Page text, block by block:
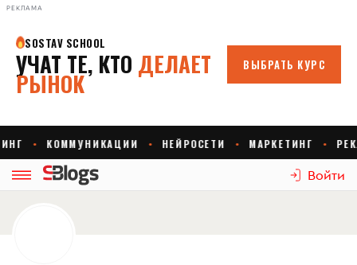
РЕКЛАМА
Войти